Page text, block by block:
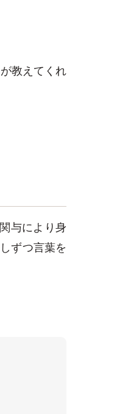
教えてくれ
与により身
ずつ言葉を